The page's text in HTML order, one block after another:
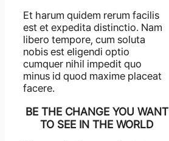
Et harum quidem rerum facilis
est et expedita distinctio. Nam
libero tempore, cum soluta
nobis est eligendi optio
cumquer nihil impedit quo
minus id quod maxime placeat
facere.
BE THE CHANGE YOU WANT
TO SEE IN THE WORLD